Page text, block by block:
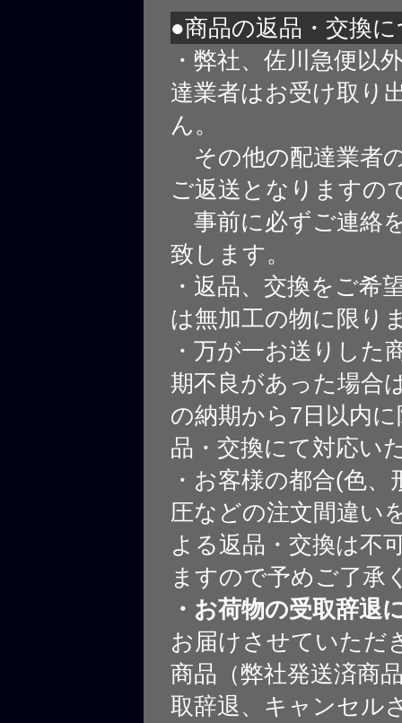
●商品の返品・交換
・弊社、佐川急便以
達業者はお受け取り
ん。
その他の配達業者
ご返送となりますの
事前に必ずご連絡
致します。
・返品、交換をご希
は無加工の物に限り
・万が一お送りした
期不良があった場合
の納期から7日以内
品・交換にて対応い
・お客様の都合(色、
圧などの注文間違い
よる返品・交換は不
ますので予めご了承
・お荷物の受取辞退
お届けさせていただ
商品（弊社発送済商
取辞退、キャンセル